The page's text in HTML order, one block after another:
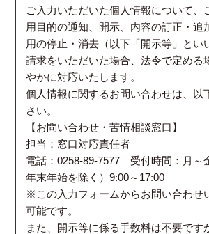
ご入力いただいた個人情報について、
用目的の通知、開示、内容の訂正・追
用の停止・消去（以下「開示等」とい
請求をいただいた場合、法令で定める
やかに対応いたします。
個人情報に関するお問い合わせは、以
さい。
【お問い合わせ・苦情相談窓口】
担当：窓口対応責任者
電話：0258-89-7577 受付時間：月～
年末年始を除く）9:00～17:00
※この入力フォームからお問い合わせ
可能です。
また、開示等に係る手数料は不要です